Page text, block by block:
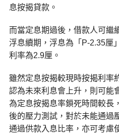
息按揭貸款。
而當定息期過後，借款人可繼
浮息續期，浮息為「P-2.35厘
利率為2.9厘。
雖然定息按揭較現時按揭利率
認為未來利息會上升，則可能
為定息按揭息率鎖死時間較長
後的壓力測試，對於未能通過
通過供款入息比率，亦可考慮